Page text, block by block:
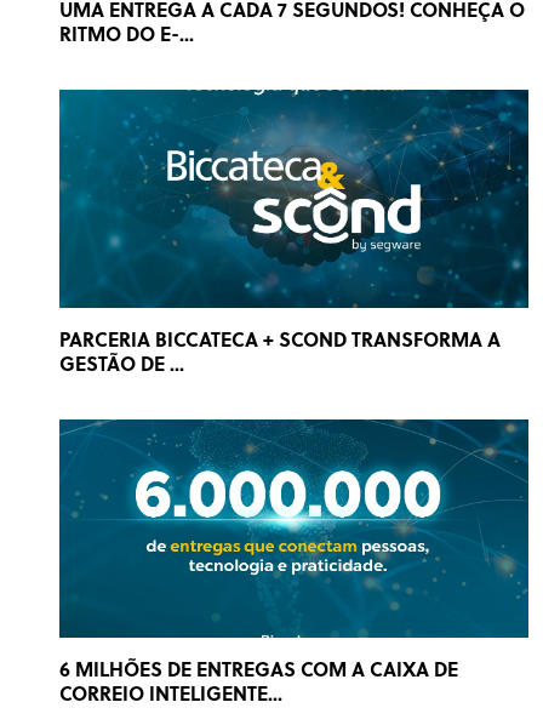
UMA ENTREGA A CADA 7 SEGUNDOS! CONHEÇA O
RITMO DO E-...
PARCERIA BICCATECA + SCOND TRANSFORMA A
GESTÃO DE ...
6 MILHÕES DE ENTREGAS COM A CAIXA DE
CORREIO INTELIGENTE...